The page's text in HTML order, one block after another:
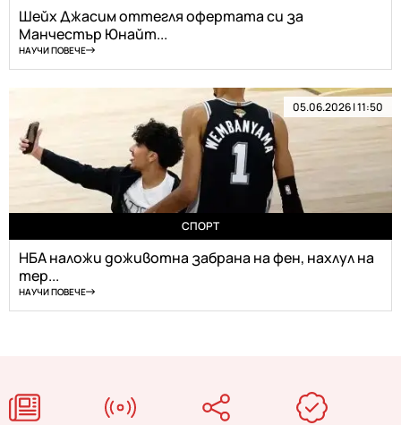
Шейх Джасим оттегля офертата си за
Манчестър Юнайт...
НАУЧИ ПОВЕЧЕ
05.06.2026 | 11:50
СПОРТ
НБА наложи доживотна забрана на фен, нахлул на
тер...
НАУЧИ ПОВЕЧЕ